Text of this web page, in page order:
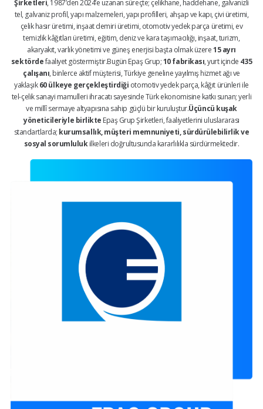
Şirketleri, 1987’den 2024’e uzanan süreçte; çelikhane, haddehane, galvanizli
tel, galvaniz profil, yapı malzemeleri, yapı profilleri, ahşap ve kapı, çivi üretimi,
çelik hasır üretimi, inşaat demiri üretimi, otomotiv yedek parça üretimi, ev
temizlik kâğıtları üretimi, eğitim, deniz ve kara taşımacılığı, inşaat, turizm,
akaryakıt, varlık yönetimi ve güneş enerjisi başta olmak üzere15 ayrı
sektördefaaliyet göstermiştir.Bugün Epaş Grup;10 fabrikası, yurt içinde 435
çalışanı, binlerce aktif müşterisi, Türkiye geneline yayılmış hizmet ağı ve
yaklaşık60 ülkeye gerçekleştirdiği otomotiv yedek parça, kâğıt ürünleri ile
tel-çelik sanayi mamulleri ihracatı sayesinde Türk ekonomisine katkı sunan; yerli
ve millî sermaye altyapısına sahip güçlü bir kuruluştur.Üçüncü kuşak
yöneticileriyle birlikte Epaş Grup Şirketleri, faaliyetlerini uluslararası
standartlarda; kurumsallık, müşteri memnuniyeti, sürdürülebilirlik ve
sosyal sorumlulukilkeleri doğrultusunda kararlılıkla sürdürmektedir.